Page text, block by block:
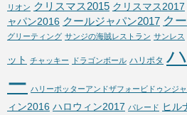
リオン クリスマス2015 クリスマス2017
ャパン2016 クールジャパン2017 ク
グリーティング サンジの海賊レストラン サンレス
ット チャッキー ドラゴンボール ハリポタ
ー ハリーポッターアンドザフォービドゥンジ
ィン2016 ハロウィン2017 パレード ヒル